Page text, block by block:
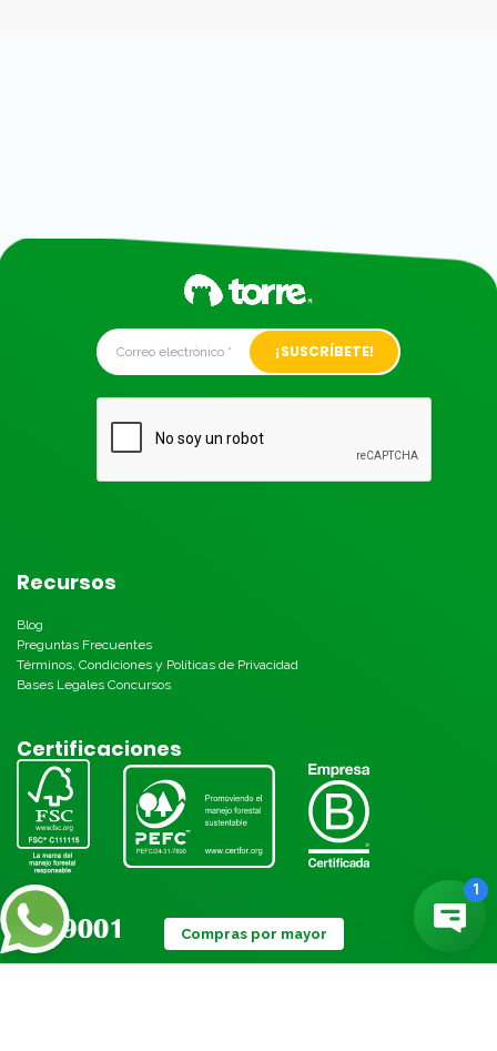
Alternative:
Recursos
Blog
Preguntas Frecuentes
Términos, Condiciones y Políticas de Privacidad
Bases Legales Concursos
Certificaciones
Compras por mayor